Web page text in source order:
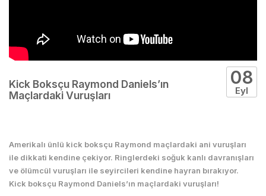
Kick Boksçu Raymond Daniels’ın
Maçlardaki Vuruşları
08
Eyl
Amerikalı ünlü kick boksçu Raymond maçlardaki ani vuruşları
ile dikkati kendine çekiyor. Ringlerdeki soğuk kanlı davranışları
ve ölümcül vuruşları ile seyircileri kendine hayran bırakıyor.
Kick boksçu Raymond Daniels’ın maçlardaki vuruşları!